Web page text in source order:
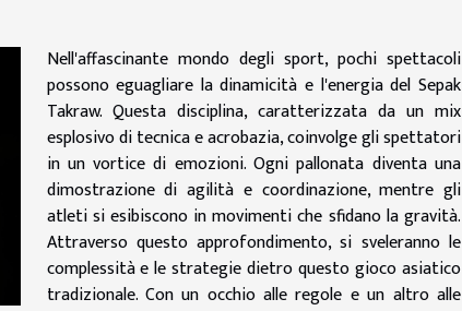
Nell'affascinante mondo degli sport, pochi spettacoli
possono eguagliare la dinamicità e l'energia del Sepak
Takraw. Questa disciplina, caratterizzata da un mix
esplosivo di tecnica e acrobazia, coinvolge gli spettatori
in un vortice di emozioni. Ogni pallonata diventa una
dimostrazione di agilità e coordinazione, mentre gli
atleti si esibiscono in movimenti che sfidano la gravità.
Attraverso questo approfondimento, si sveleranno le
complessità e le strategie dietro questo gioco asiatico
tradizionale. Con un occhio alle regole e un altro alle